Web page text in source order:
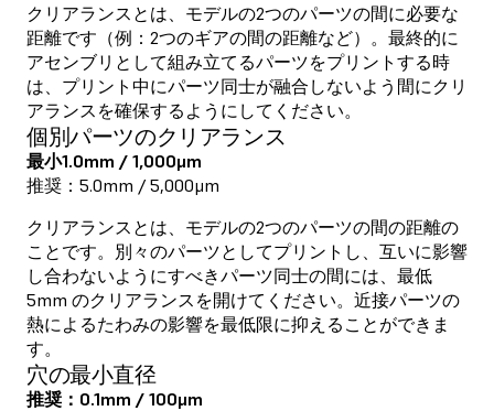
クリアランスとは、モデルの2つのパーツの間に必要な
距離です（例：2つのギアの間の距離など）。最終的に
アセンブリとして組み立てるパーツをプリントする時
は、プリント中にパーツ同士が融合しないよう間にクリ
アランスを確保するようにしてください。
個別パーツのクリアランス
最小1.0mm / 1,000μm
推奨：5.0mm / 5,000μm
クリアランスとは、モデルの2つのパーツの間の距離の
ことです。別々のパーツとしてプリントし、互いに影響
し合わないようにすべきパーツ同士の間には、最低
5mm のクリアランスを開けてください。近接パーツの
熱によるたわみの影響を最低限に抑えることができま
す。
穴の最小直径
推奨：0.1mm / 100μm